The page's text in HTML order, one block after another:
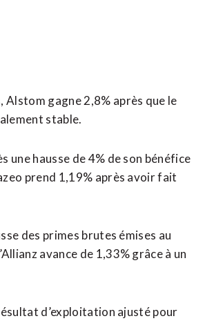
Alstom gagne 2,8% après que le
stable.
une hausse de 4% de son bénéfice
prend 1,19% après avoir fait
des primes brutes émises au
avance de 1,33% grâce à un
d’exploitation ajusté pour